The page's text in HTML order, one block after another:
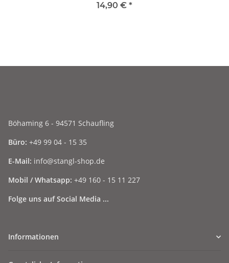
14,90 € *
Böhaming 6 - 94571 Schaufling
Büro: +49 99 04 - 15 35
E-Mail: info@stangl-shop.de
Mobil / Whatsapp: +49 160 - 15 11 227
Folge uns auf Social Media ...
Informationen